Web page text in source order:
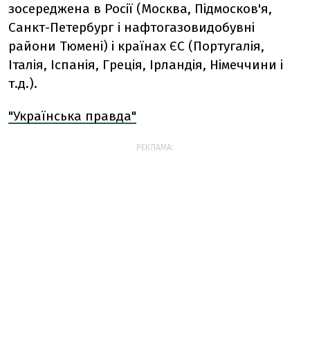
зосереджена в Росії (Москва, Підмосков'я,
Санкт-Петербург і нафтогазовидобувні
райони Тюмені) і країнах ЄС (Португалія,
Італія, Іспанія, Греція, Ірландія, Німеччини і
т.д.).
"Українська правда"
РЕКЛАМА: